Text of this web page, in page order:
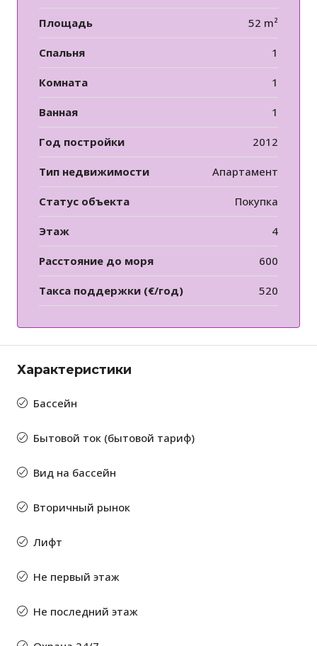
Площадь 52 m²
Спальня 1
Комната 1
Ванная 1
Год постройки 2012
Тип недвижимости Апартамент
Статус объекта Покупка
Этаж 4
Расстояние до моря 600
Такса поддержки (€/год) 520
Характеристики
Бассейн
Бытовой ток (бытовой тариф)
Вид на бассейн
Вторичный рынок
Лифт
Не первый этаж
Не последний этаж